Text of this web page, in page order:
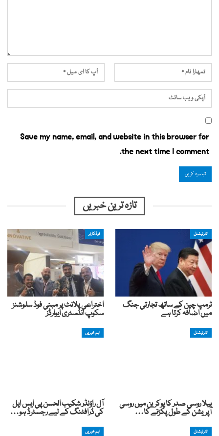
Save my name, email, and website in this browser for
the next time I comment.
تازہ ترین خبریں
انٹرنیشنل
ٹرمپ چین کے ساتھ تجارتی جنگ
میں اضافہ کرتا ہے
فوڈکارنر
اختراعی پلانٹ پر مبنی فوڈ سلوشنز
سکوپ انڈسٹری ایوارڈز
انٹرنیشنل
بیلا روسی صدر کا یوکرین میں روسی
آپریشن کے طول پکڑنے کا…
اہم خبریں
آل راؤنڈر شکیب الحسن پی ایس ایل
کی ڈرافٹنگ کے لیے رجسٹرڈ ہو…
انٹرنیشنل اہم خبریں